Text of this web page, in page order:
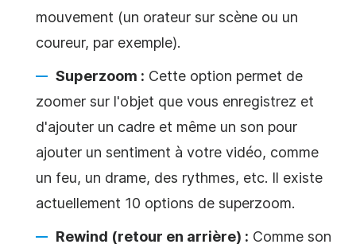
mouvement (un orateur sur scène ou un
coureur, par exemple).
Superzoom : Cette option permet de
zoomer sur l'objet que vous enregistrez et
d'ajouter un cadre et même un son pour
ajouter un sentiment à votre vidéo, comme
un feu, un drame, des rythmes, etc. Il existe
actuellement 10 options de superzoom.
Rewind (retour en arrière) : Comme son